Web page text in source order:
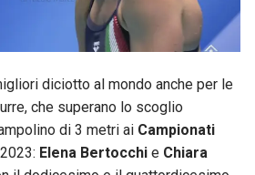
diciotto al mondo anche per le
che superano lo scoglio
di 3 metri ai Campionati
2023: Elena Bertocchi e Chiara